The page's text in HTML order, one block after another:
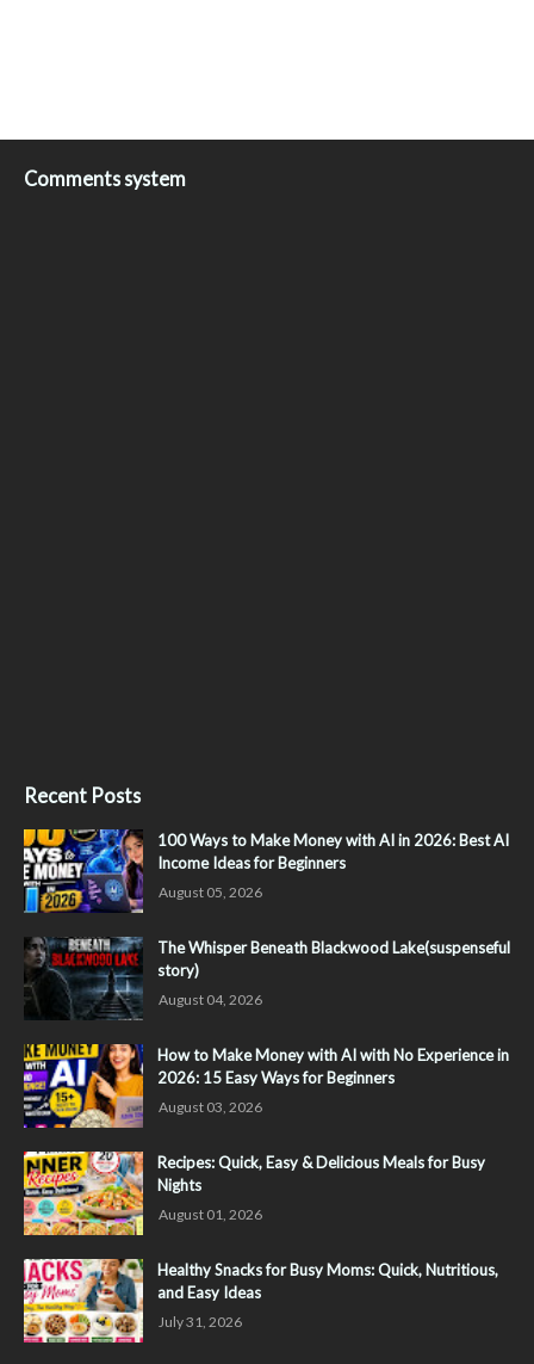
Comments system
Recent Posts
100 Ways to Make Money with AI in 2026: Best AI
Income Ideas for Beginners
August 05, 2026
The Whisper Beneath Blackwood Lake(suspenseful
story)
August 04, 2026
How to Make Money with AI with No Experience in
2026: 15 Easy Ways for Beginners
August 03, 2026
Recipes: Quick, Easy & Delicious Meals for Busy
Nights
August 01, 2026
Healthy Snacks for Busy Moms: Quick, Nutritious,
and Easy Ideas
July 31, 2026